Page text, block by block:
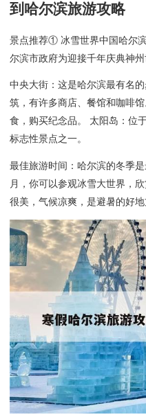
到哈尔滨旅游攻略
景点推荐① 冰雪世界中国哈尔
尔滨市政府为迎接千年庆典神州
中央大街：这是哈尔滨最有名
筑，有许多商店、餐馆和咖啡
食，购买纪念品。 太阳岛：位
标志性景点之一。
最佳旅游时间：哈尔滨的冬季
月，你可以参观冰雪大世界，
很美，气候凉爽，是避暑的好地